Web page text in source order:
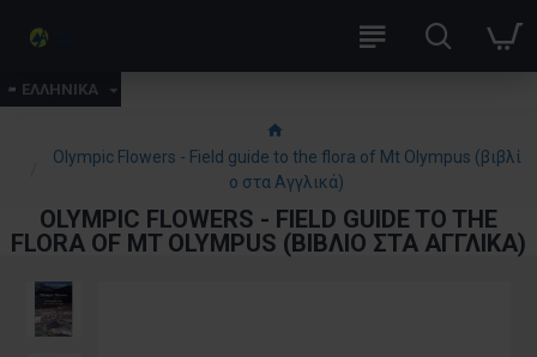
ΕΛΛΗΝΙΚΑ
Olympic Flowers - Field guide to the flora of Mt Olympus (βιβλί
ο στα Αγγλικά)
OLYMPIC FLOWERS - FIELD GUIDE TO THE
FLORA OF MT OLYMPUS (ΒΙΒΛΊΟ ΣΤΑ ΑΓΓΛΙΚΆ)